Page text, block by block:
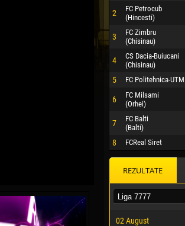
Jair Ameth MODELO HERRERA
21 July
Emil TIMBUR
2
FC Petrocub
(Hincesti)
3
FC Zimbru
(Chisinau)
4
CS Dacia-Buiucani
(Chisinau)
5 FC Politehnica-UTM
6
FC Milsami
(Orhei)
7
FC Balti
(Balti)
8 FCReal Siret
REZULTATE
02 August